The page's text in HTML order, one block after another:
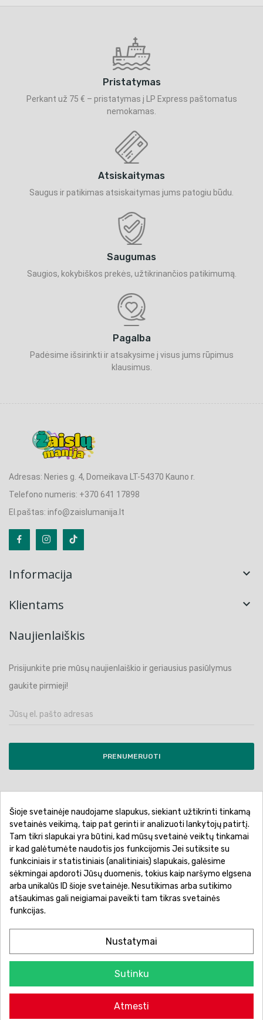
Pristatymas
Perkant už 75 € – pristatymas į LP Express paštomatus
nemokamas.
Atsiskaitymas
Saugus ir patikimas atsiskaitymas jums patogiu būdu.
Saugumas
Saugios, kokybiškos prekės, užtikrinančios patikimumą.
Pagalba
Padėsime išsirinkti ir atsakysime į visus jums rūpimus
klausimus.
Adresas: Neries g. 4, Domeikava LT-54370 Kauno r.
Telefono numeris: +370 641 17898
El.paštas: info@zaislumanija.lt
Informacija 
Klientams 
Naujienlaiškis
Prisijunkite prie mūsų naujienlaiškio ir geriausius pasiūlymus
gaukite pirmieji!
PRENUMERUOTI
Pirkimo sąlygos ir taisyklės
Privatumo politika
Garantinis aptarnavimas
Prekių pristatymas
Prekių grąžinimas
Atsiskaitymo būdai
Šioje svetainėje naudojame slapukus, siekiant užtikrinti tinkamą
svetainės veikimą, taip pat gerinti ir analizuoti lankytojų patirtį.
Tam tikri slapukai yra būtini, kad mūsų svetainė veiktų tinkamai
ir kad galėtumėte naudotis jos funkcijomis Jei sutiksite su
funkciniais ir statistiniais (analitiniais) slapukais, galėsime
sėkmingai apdoroti Jūsų duomenis, tokius kaip naršymo elgsena
arba unikalūs ID šioje svetainėje. Nesutikimas arba sutikimo
atšaukimas gali neigiamai paveikti tam tikras svetainės
funkcijas.
Nustatymai
Sutinku
Atmesti